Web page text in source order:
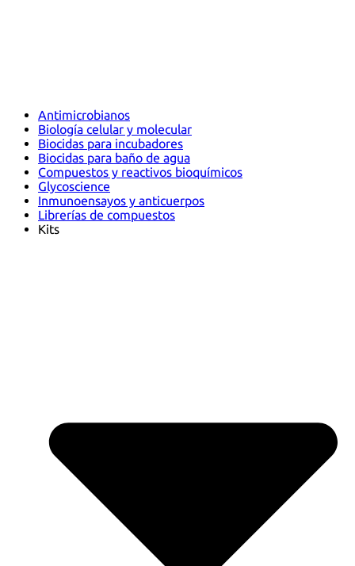
Antimicrobianos
Biología celular y molecular
Biocidas para incubadores
Biocidas para baño de agua
Compuestos y reactivos bioquímicos
Glycoscience
Inmunoensayos y anticuerpos
Librerías de compuestos
Kits